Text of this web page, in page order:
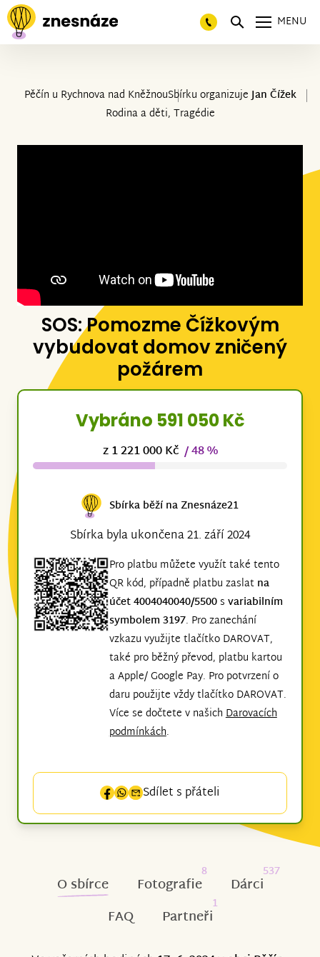
MENU
Pěčín u Rychnova nad KněžnouSbírku organizujeJan Čížek
Rodina a děti, Tragédie
SOS: Pomozme Čížkovým
vybudovat domov zničený
požárem
Vybráno 591 050 Kč
z 1 221 000 Kč / 48 %
Sbírka běží na Znesnáze21
Sbírka byla ukončena 21. září 2024
Pro platbu můžete využít také tento
QR kód, případně platbu zaslat na
účet 4004040040/5500s variabilním
symbolem 3197. Pro zanechání
vzkazu využijte tlačítko DAROVAT,
také pro běžný převod, platbu kartou
a Apple/ Google Pay. Pro potvrzení o
daru použijte vždy tlačítko DAROVAT.
Více se dočtete v našichDarovacích
podmínkách.
Sdílet s přáteli
O sbírce Fotografie
8
Dárci
537
FAQ Partneři
1